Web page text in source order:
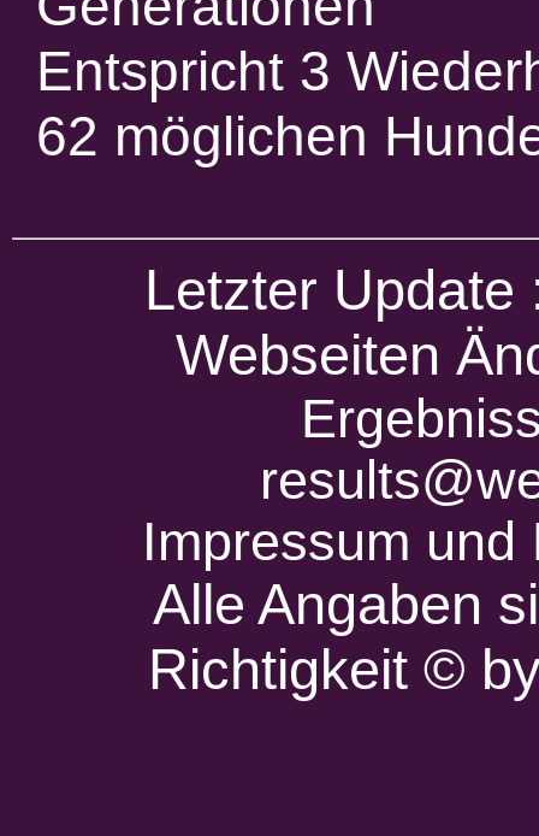
Entspricht 3
62 möglichen
Letzter
Webseiten
Impressum
Alle Angaben
Richtigkeit ©